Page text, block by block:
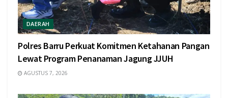
DAERAH
Polres Barru Perkuat Komitmen Ketahanan Pangan
Lewat Program Penanaman Jagung JJUH
AGUSTUS 7, 2026